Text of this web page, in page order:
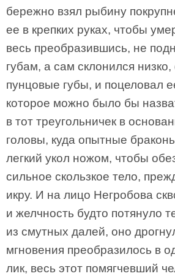
бережно взял рыбину
ее в крепких руках, чтобы
весь преобразившись, не
губам, а сам склонился
пунцовые губы, и поцеловал
которое можно было бы
в тот треугольничек в
головы, куда опытные
легкий укол ножом, чтобы
сильное скользкое тело,
икру. И на лицо Негробова
и желчность будто потянуло
из смутных далей, оно
мгновения преобразилось в
лик, весь этот помягчевший